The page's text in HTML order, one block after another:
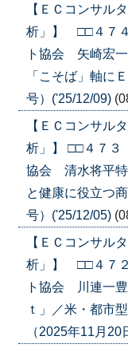
【ＥＣコンサル
析」】 □□４７
ト協会 矢崎宏
「こそば」軸に
号）('25/12/09)
【ＥＣコンサル
析」】 □□４７３
協会 清水将平
と健康に役立つ
号）('25/12/05)
【ＥＣコンサル
析」】 □□４７
ト協会 川連一
ｔ」／米・都市
（2025年11月